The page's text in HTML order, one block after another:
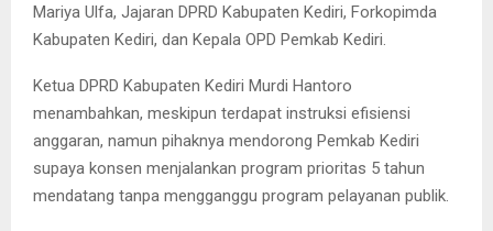
Mariya Ulfa, Jajaran DPRD Kabupaten Kediri, Forkopimda
Kabupaten Kediri, dan Kepala OPD Pemkab Kediri.
Ketua DPRD Kabupaten Kediri Murdi Hantoro
menambahkan, meskipun terdapat instruksi efisiensi
anggaran, namun pihaknya mendorong Pemkab Kediri
supaya konsen menjalankan program prioritas 5 tahun
mendatang tanpa mengganggu program pelayanan publik.